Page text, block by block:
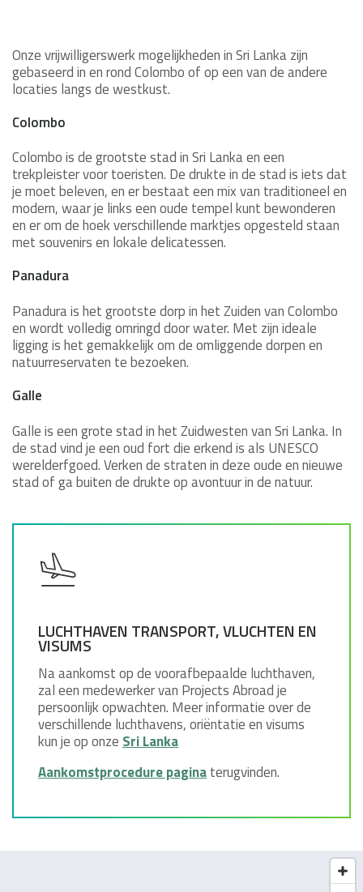
Christelle Beauviche-Shoulder
Destination Expert
Onze vrijwilligerswerk mogelijkheden in Sri Lanka zijn
gebaseerd in en rond Colombo of op een van de andere
locaties langs de westkust.
Colombo
Colombo is de grootste stad in Sri Lanka en een
trekpleister voor toeristen. De drukte in de stad is iets dat
je moet beleven, en er bestaat een mix van traditioneel en
modern, waar je links een oude tempel kunt bewonderen
en er om de hoek verschillende marktjes opgesteld staan
met souvenirs en lokale delicatessen.
Panadura
Panadura is het grootste dorp in het Zuiden van Colombo
en wordt volledig omringd door water. Met zijn ideale
ligging is het gemakkelijk om de omliggende dorpen en
natuurreservaten te bezoeken.
Galle
Galle is een grote stad in het Zuidwesten van Sri Lanka. In
de stad vind je een oud fort die erkend is als UNESCO
werelderfgoed. Verken de straten in deze oude en nieuwe
stad of ga buiten de drukte op avontuur in de natuur.
LUCHTHAVEN TRANSPORT, VLUCHTEN EN
VISUMS
Na aankomst op de voorafbepaalde luchthaven,
zal een medewerker van Projects Abroad je
persoonlijk opwachten. Meer informatie over de
verschillende luchthavens, oriëntatie en visums
kun je op onze Sri Lanka
Aankomstprocedure paginaterugvinden.